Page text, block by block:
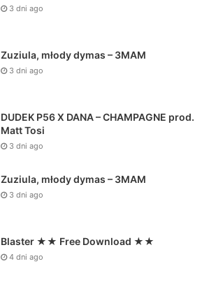
3 dni ago
Zuziula, młody dymas – 3MAM
3 dni ago
DUDEK P56 X DANA – CHAMPAGNE prod.
Matt Tosi
3 dni ago
Zuziula, młody dymas – 3MAM
3 dni ago
Blaster ★★ Free Download ★★
4 dni ago